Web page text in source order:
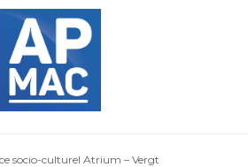
socio-culturel Atrium – Vergt